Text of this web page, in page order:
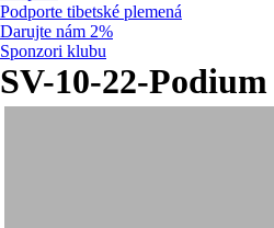
Podporte tibetské plemená
Darujte nám 2%
Sponzori klubu
SV-10-22-Podium